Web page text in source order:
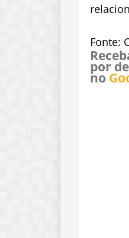
Fonte:
por
no